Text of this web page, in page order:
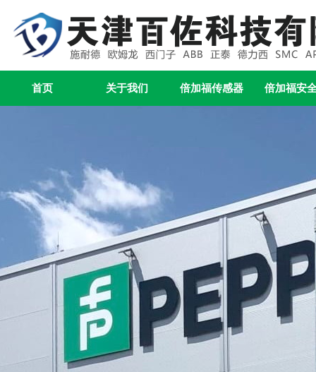
首页 关于我们 倍加福传感器 倍加福安